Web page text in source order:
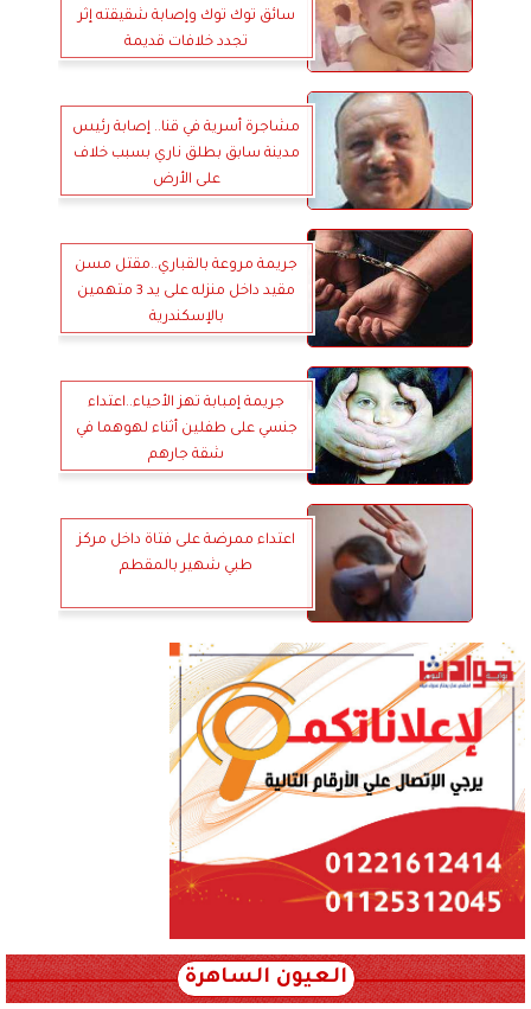
سائق توك توك وإصابة شقيقته إثر
تجدد خلافات قديمة
مشاجرة أسرية في قنا.. إصابة رئيس
مدينة سابق بطلق ناري بسبب خلاف
على الأرض
جريمة مروعة بالقباري..مقتل مسن
مقيد داخل منزله على يد 3 متهمين
بالإسكندرية
جريمة إمبابة تهز الأحياء..اعتداء
جنسي على طفلين أثناء لهوهما في
شقة جارهم
اعتداء ممرضة على فتاة داخل مركز
طبي شهير بالمقطم
العيون الساهرة